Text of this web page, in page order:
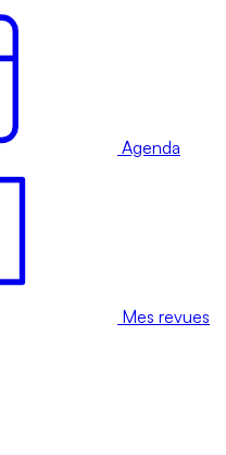
Agenda
Mes revues